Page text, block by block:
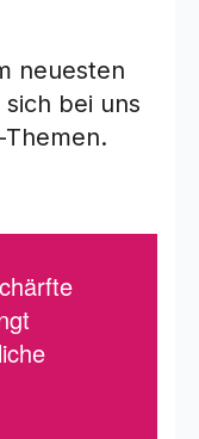
neuesten
bei uns